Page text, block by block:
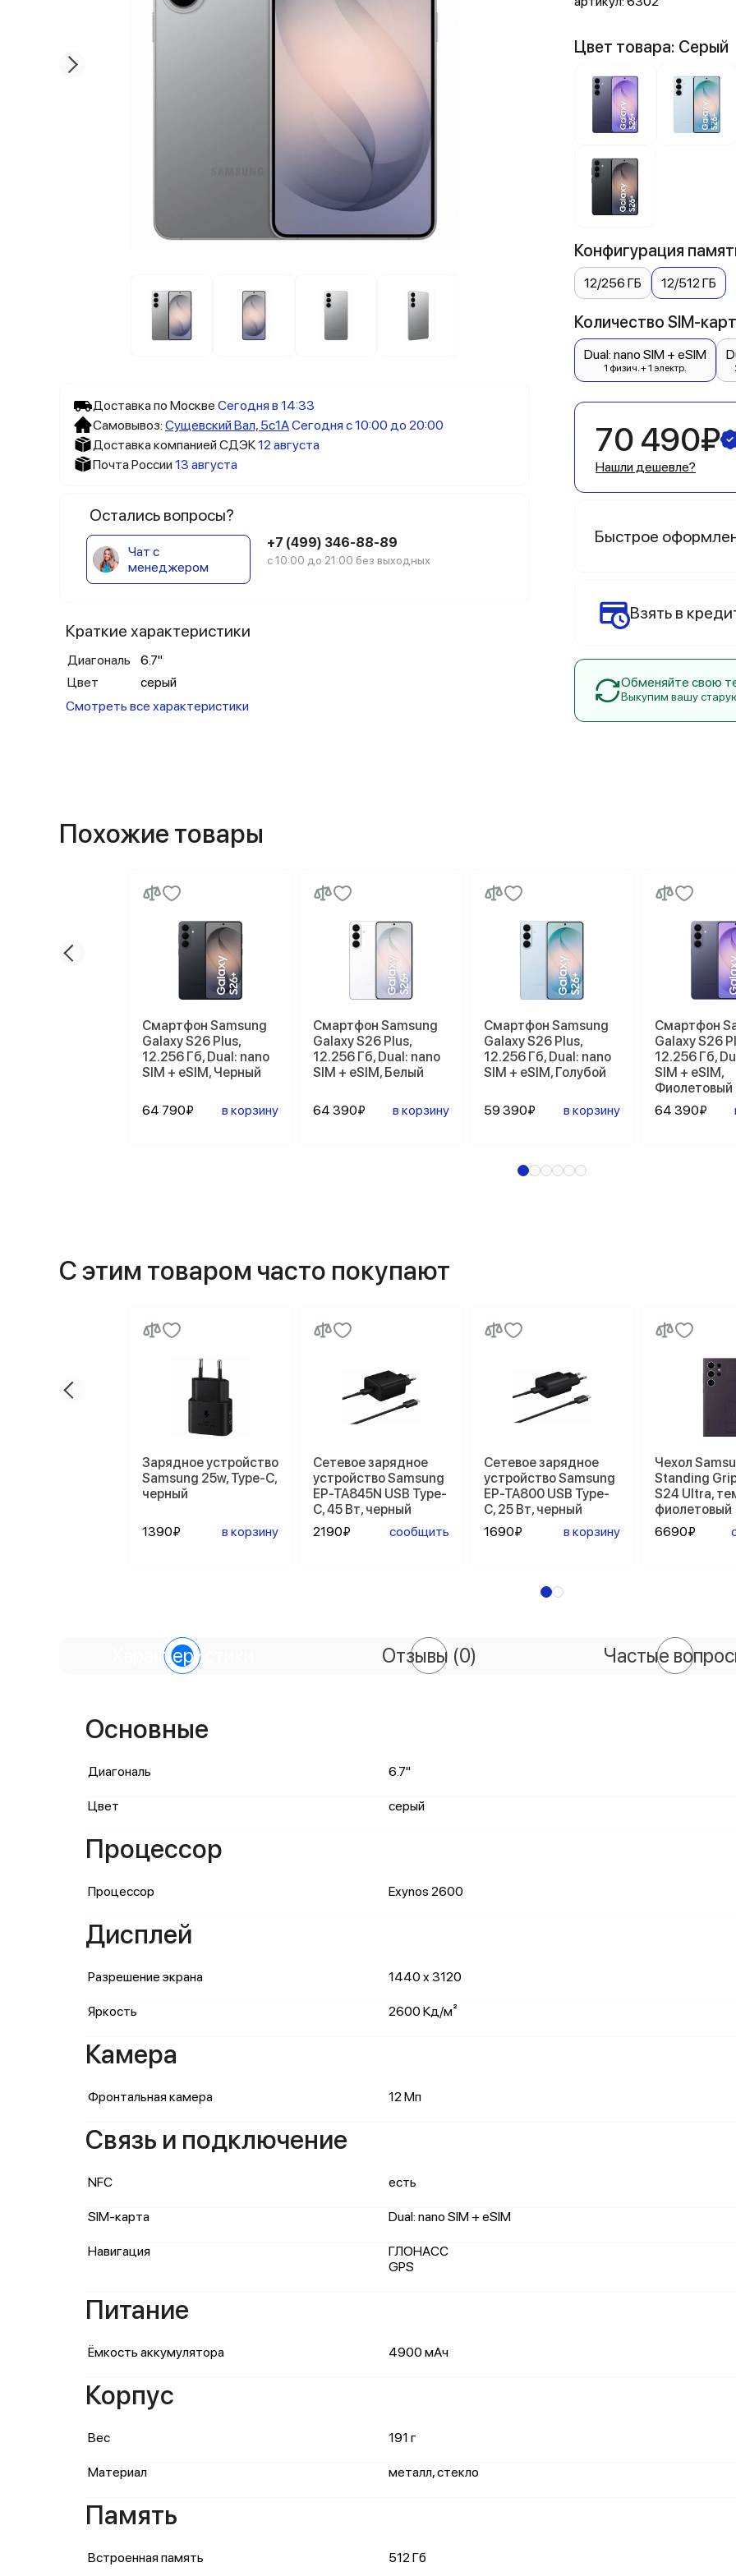
Доставка по Москве Сегодня в 14:33
Самовывоз: Сущевский Вал, 5c1АСегодня с 10:00 до 20:00
Доставка компанией СДЭК12 августа
Почта России 13 августа
Остались вопросы?
Чат с
менеджером
+7 (499) 346-88-89
с 10:00 до 21:00 без выходных
Краткие характеристики
Диагональ
6.7"
Цвет
серый
Смотреть все характеристики
Цвет товара: Серый
Конфигурация
12/256 ГБ 12/512 ГБ
Количество SIM-
Dual: nano SIM + eSIM
1 физич. + 1 электр.
70 490₽
Нашли дешевле?
Быстрое
Взять в
Обменяйте свою
Выкупим вашу
Похожие товары
Смартфон Samsung
Galaxy S26 Plus,
12.256 Гб, Dual: nano
SIM + eSIM, Черный
64 790₽ в корзину
Смартфон Samsung
Galaxy S26 Plus,
12.256 Гб, Dual: nano
SIM + eSIM, Белый
64 390₽ в корзину
Смартфон Samsung
Galaxy S26 Plus,
12.256 Гб, Dual: nano
SIM + eSIM, Голубой
59 390₽ в корзину
Смартфон
Galaxy S26
12.256 Гб,
SIM + eSIM,
Фиолетовый
64 390₽
С этим товаром часто покупают
Зарядное устройство
Samsung 25w, Type-C,
черный
1390₽ в корзину
Сетевое зарядное
устройство Samsung
EP-TA845N USB Type-
C, 45 Вт, черный
2190₽
сообщить
Сетевое зарядное
устройство Samsung
EP-TA800 USB Type-
C, 25 Вт, черный
1690₽
в корзину
Чехол
Standing
S24 Ultra,
фиолетовый
6690₽
Характеристики Отзывы (0) Частые
Основные
Диагональ 6.7"
Цвет серый
Процессор
Процессор Exynos 2600
Дисплей
Разрешение экрана 1440 x 3120
Яркость 2600 Кд/м²
Камера
Фронтальная камера 12 Мп
Связь и подключение
NFC есть
SIM-карта Dual: nano SIM + eSIM
Навигация
ГЛОНАСС
GPS
Питание
Ёмкость аккумулятора 4900 мАч
Корпус
Вес 191 г
Материал металл, стекло
Память
Встроенная память 512 Гб